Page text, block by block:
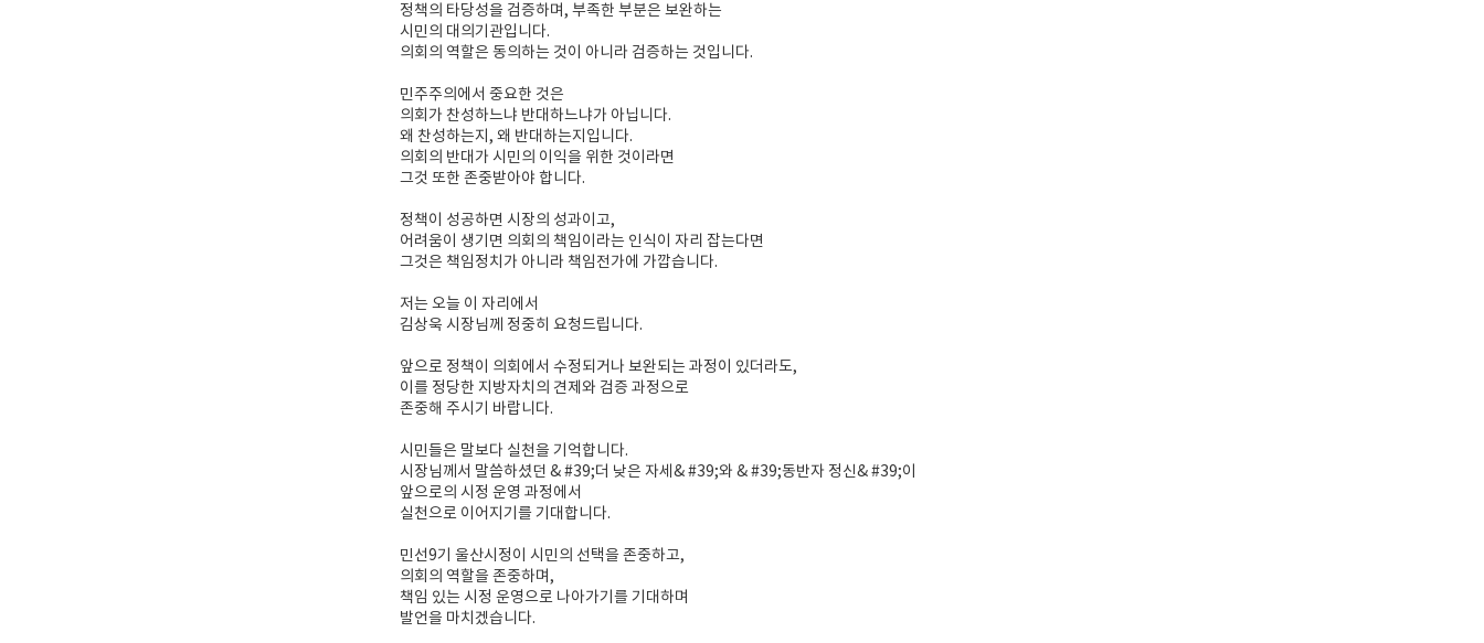
정책의 타당성을 검증하며, 부족한 부분은 보완하는
시민의 대의기관입니다.
의회의 역할은 동의하는 것이 아니라 검증하는 것입니다.
민주주의에서 중요한 것은
의회가 찬성하느냐 반대하느냐가 아닙니다.
왜 찬성하는지, 왜 반대하는지입니다.
의회의 반대가 시민의 이익을 위한 것이라면
그것 또한 존중받아야 합니다.
정책이 성공하면 시장의 성과이고,
어려움이 생기면 의회의 책임이라는 인식이 자리 잡는다면
그것은 책임정치가 아니라 책임전가에 가깝습니다.
저는 오늘 이 자리에서
김상욱 시장님께 정중히 요청드립니다.
앞으로 정책이 의회에서 수정되거나 보완되는 과정이 있더라도,
이를 정당한 지방자치의 견제와 검증 과정으로
존중해 주시기 바랍니다.
시민들은 말보다 실천을 기억합니다.
시장님께서 말씀하셨던 & #39;더 낮은 자세& #39;와 & #39;동반자 정신& #39;이
앞으로의 시정 운영 과정에서
실천으로 이어지기를 기대합니다.
민선9기 울산시정이 시민의 선택을 존중하고,
의회의 역할을 존중하며,
책임 있는 시정 운영으로 나아가기를 기대하며
발언을 마치겠습니다.